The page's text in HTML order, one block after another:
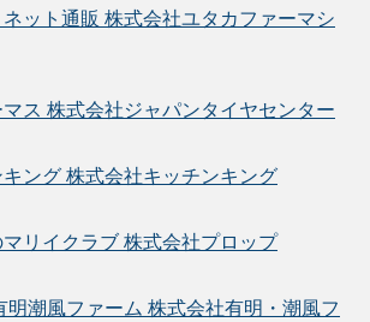
ット通販 株式会社ユタカファーマシ
ス 株式会社ジャパンタイヤセンター
ング 株式会社キッチンキング
リイクラブ 株式会社プロップ
明潮風ファーム 株式会社有明・潮風フ